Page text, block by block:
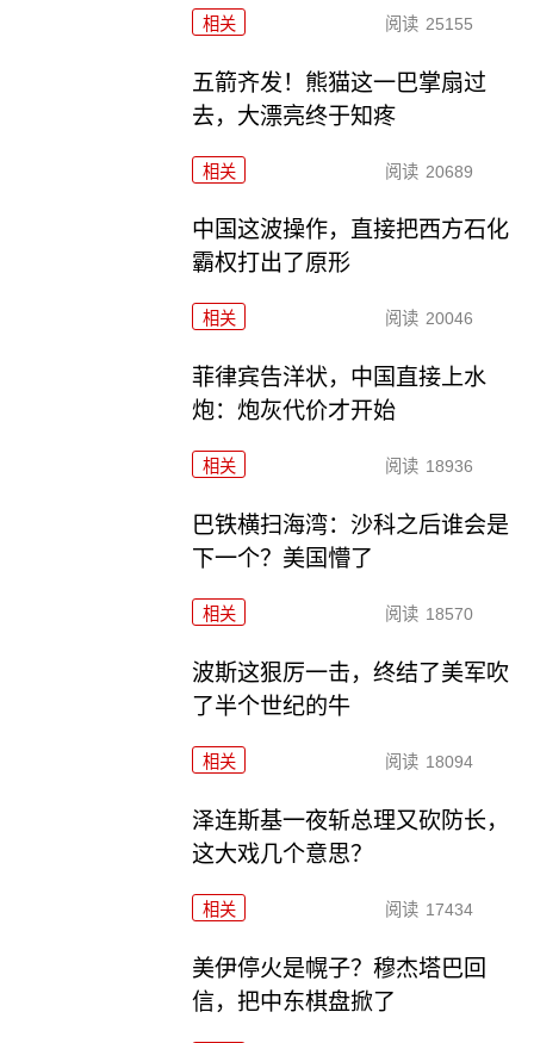
相关 阅读 25155
五箭齐发！熊猫这一巴掌扇过
去，大漂亮终于知疼
相关 阅读 20689
中国这波操作，直接把西方石化
霸权打出了原形
相关 阅读 20046
菲律宾告洋状，中国直接上水
炮：炮灰代价才开始
相关 阅读 18936
巴铁横扫海湾：沙科之后谁会是
下一个？美国懵了
相关 阅读 18570
波斯这狠厉一击，终结了美军吹
了半个世纪的牛
相关 阅读 18094
泽连斯基一夜斩总理又砍防长，
这大戏几个意思？
相关 阅读 17434
美伊停火是幌子？穆杰塔巴回
信，把中东棋盘掀了